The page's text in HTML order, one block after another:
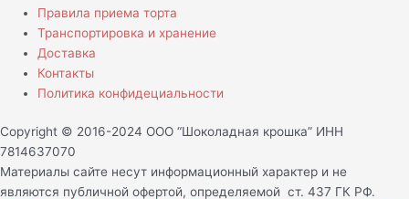
Правила приема торта
Транспортировка и хранение
Доставка
Контакты
Политика конфидециальности
Copyright © 2016-2024 ООО “Шоколадная крошка” ИНН
7814637070
Материалы сайте несут информационный характер и не
являются публичной офертой, определяемой ст. 437 ГК РФ.